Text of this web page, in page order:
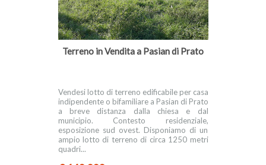
Terreno in Vendita a Pasian di Prato
Vendesi lotto di terreno edificabile per casa
indipendente o bifamiliare a Pasian di Prato
a breve distanza dalla chiesa e dal
municipio. Contesto residenziale,
esposizione sud ovest. Disponiamo di un
ampio lotto di terreno di circa 1250 metri
quadri...